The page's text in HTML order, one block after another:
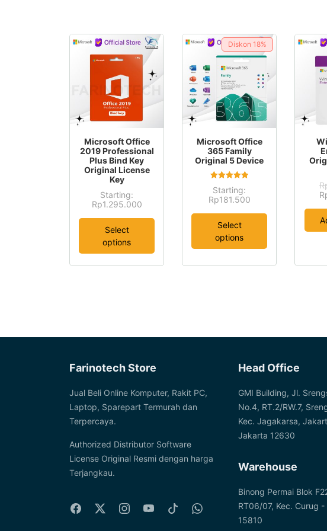
product
multiple
variants.
options
chosen
Microsoft Office
2019 Professional
Plus Bind Key
Original License
Key
Starting:
Rp1.295.000
Select
options
This
has
multiple
product
Diskon 18%
product
has
multiple
variants.
be
chosen
Microsoft Office
365 Family
Original 5 Device
Rated
5.00
out of 5
Starting:
Rp181.500
Select
options
This
product
has
multiple
product
Farinotech Store
Jual Beli Online Komputer, Rakit PC,
Laptop, Sparepart Termurah dan
Terpercaya.
Authorized Distributor Software
License Original Resmi dengan harga
Terjangkau.
Head Office
GMI Building, Jl.
No.4, RT.2/RW.7,
Kec. Jagakarsa,
Jakarta 12630
Warehouse
Binong Permai Blok
RT06/07, Kec. Curug
15810